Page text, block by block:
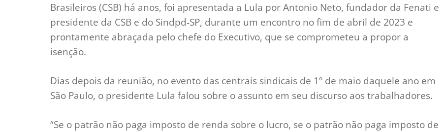
Brasileiros (CSB) há anos, foi apresentada a Lula por Antonio Neto, fundador da Fenati e
presidente da CSB e do Sindpd-SP, durante um encontro no fim de abril de 2023 e
prontamente abraçada pelo chefe do Executivo, que se comprometeu a propor a
isenção.
Dias depois da reunião, no evento das centrais sindicais de 1º de maio daquele ano em
São Paulo, o presidente Lula falou sobre o assunto em seu discurso aos trabalhadores.
“Se o patrão não paga imposto de renda sobre o lucro, se o patrão não paga imposto de